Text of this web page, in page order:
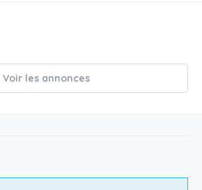
Voir les annonces